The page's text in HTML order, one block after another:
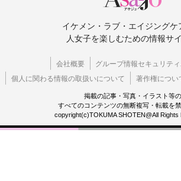
イケメン・ラブ・エイジングケ
人女子を楽しむための情報サイ
会社概要
グループ情報セキュリテ
個人に関わる情報の取扱いについて
著作権につい
掲載の記事・写真・イラスト等の
すべてのコンテンツの無断複写・転載を禁
copyright(c)TOKUMA SHOTEN@All Rights